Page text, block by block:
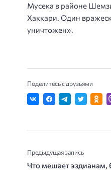
Мусека в районе
Хаккари. Один
уничтожен».
Поделитесь с друзьями
Предыдущая запись
Что мешает эздианам,